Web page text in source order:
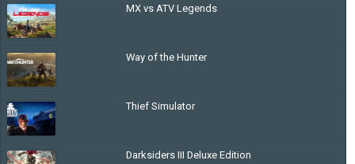
MX vs ATV Legends
Way of the Hunter
Thief Simulator
Darksiders III Deluxe Edition